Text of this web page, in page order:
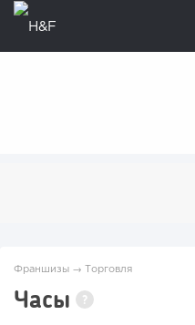
Франшизы → Торговля
Часы ?